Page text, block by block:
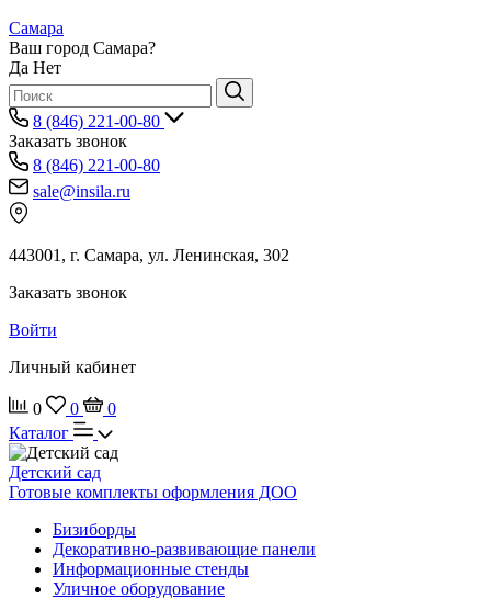
Самара
Ваш город Самара?
Да Нет
8 (846) 221-00-80
Заказать звонок
8 (846) 221-00-80
sale@insila.ru
443001, г. Самара, ул. Ленинская, 302
Заказать звонок
Войти
Личный кабинет
0 0
0
Каталог
Детский сад
Готовые комплекты оформления ДОО
Бизиборды
Декоративно-развивающие панели
Информационные стенды
Уличное оборудование